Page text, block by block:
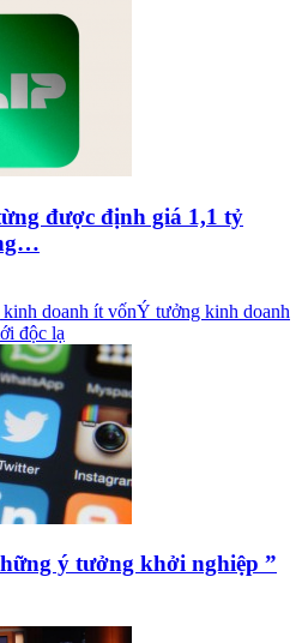
được định giá 1,1 tỷ
doanh ít vốnÝ tưởng kinh doanh
độc lạ
ý tưởng khởi nghiệp ”